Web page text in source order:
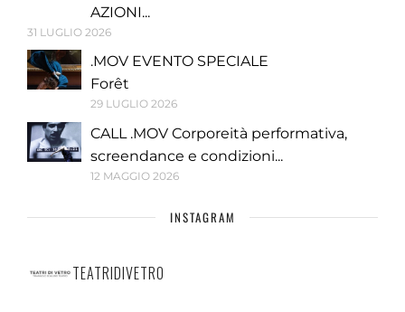
AZIONI...
31 LUGLIO 2026
.MOV EVENTO SPECIALE
Forêt
29 LUGLIO 2026
CALL .MOV Corporeità performativa,
screendance e condizioni...
12 MAGGIO 2026
INSTAGRAM
TEATRIDIVETRO